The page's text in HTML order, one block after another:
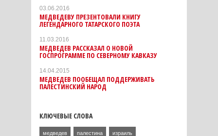
03.06.2016
МЕДВЕДЕВУ ПРЕЗЕНТОВАЛИ КНИГУ
ЛЕГЕНДАРНОГО ТАТАРСКОГО ПОЭТА
11.03.2016
МЕДВЕДЕВ РАССКАЗАЛ О НОВОЙ
ГОСПРОГРАММЕ ПО СЕВЕРНОМУ КАВКАЗУ
14.04.2015
МЕДВЕДЕВ ПООБЕЩАЛ ПОДДЕРЖИВАТЬ
ПАЛЕСТИНСКИЙ НАРОД
КЛЮЧЕВЫЕ СЛОВА
медведев палестина израиль